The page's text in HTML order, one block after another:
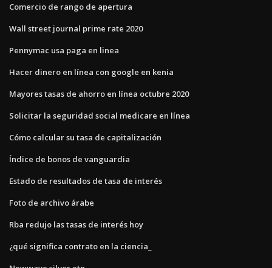
Comercio de rango de apertura
Wall street journal prime rate 2020
Pennymac usa paga en linea
Hacer dinero en línea con google en kenia
Mayores tasas de ahorro en línea octubre 2020
Solicitar la seguridad social medicare en línea
Cómo calcular su tasa de capitalización
Índice de bonos de vanguardia
Estado de resultados de tasa de interés
Foto de archivo árabe
Rba redujo las tasas de interés hoy
¿qué significa contrato en la ciencia_